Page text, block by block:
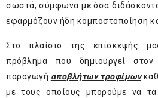
σωστά, σύμφωνα με όσα
εφαρμόζουν ήδη κομποστοποίηση
Στο πλαίσιο της επίσκεψής
πρόβλημα που δημιουργεί
παραγωγή αποβλήτων τροφίμων
με τους οποίους μπορούμε να